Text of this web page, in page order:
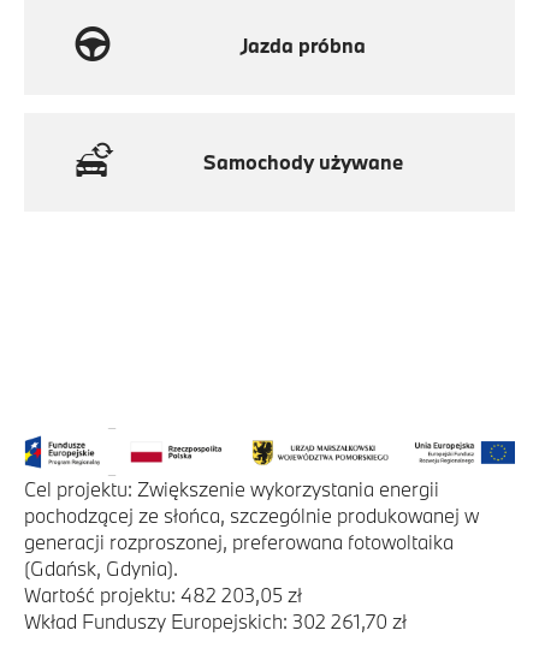
Jazda próbna
Samochody używane
Cel projektu: Zwiększenie wykorzystania energii
pochodzącej ze słońca, szczególnie produkowanej w
generacji rozproszonej, preferowana fotowoltaika
(Gdańsk, Gdynia).
Wartość projektu: 482 203,05 zł
Wkład Funduszy Europejskich: 302 261,70 zł